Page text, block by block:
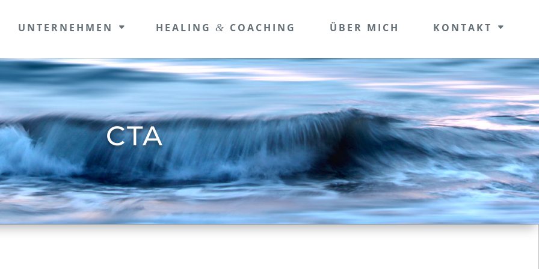
UNTER­NEH­MEN HEALING & COACHING ÜBER MICH KONTAKT
CTA